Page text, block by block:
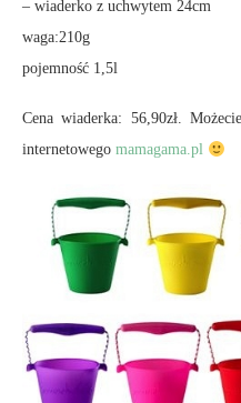
– wiaderko z uchwytem 24cm
waga:210g
pojemność 1,5l
Cena wiaderka: 56,90zł.
internetowego mamagama.pl